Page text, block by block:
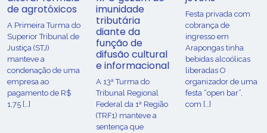
de agrotóxicos
​A Primeira Turma do
Superior Tribunal de
Justiça (STJ)
manteve a
condenação de uma
empresa ao
pagamento de R$
1,75 […]
imunidade
tributária
diante da
função de
difusão cultural
e informacional
A 13ª Turma do
Tribunal Regional
Federal da 1ª Região
(TRF1) manteve a
sentença que
Festa privada com
cobrança de
ingresso em
Arapongas tinha
bebidas alcoólicas
liberadas O
organizador de uma
festa “open bar”,
com […]